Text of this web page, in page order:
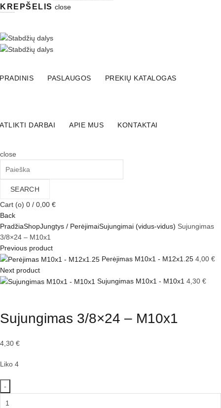
KREPŠELIS close
info@stabdziudalys.lt
PRADINIS PASLAUGOS PREKIŲ KATALOGAS
ATLIKTI DARBAI APIE MUS KONTAKTAI
close
SEARCH
Cart (o) 0 / 0,00 €
Back
PradžiaShopJungtys / PerėjimaiSujungimai (vidus-vidus) Sujungimas
3/8×24 – M10x1
Previous product
Perėjimas M10x1 - M12x1.25 4,00 €
Next product
Sujungimas M10x1 - M10x1 4,30 €
Sujungimas 3/8×24 – M10x1
4,30 €
Liko 4